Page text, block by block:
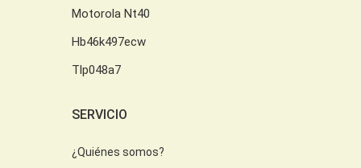
Motorola Nt40
Hb46k497ecw
Tlp048a7
SERVICIO
¿Quiénes somos?